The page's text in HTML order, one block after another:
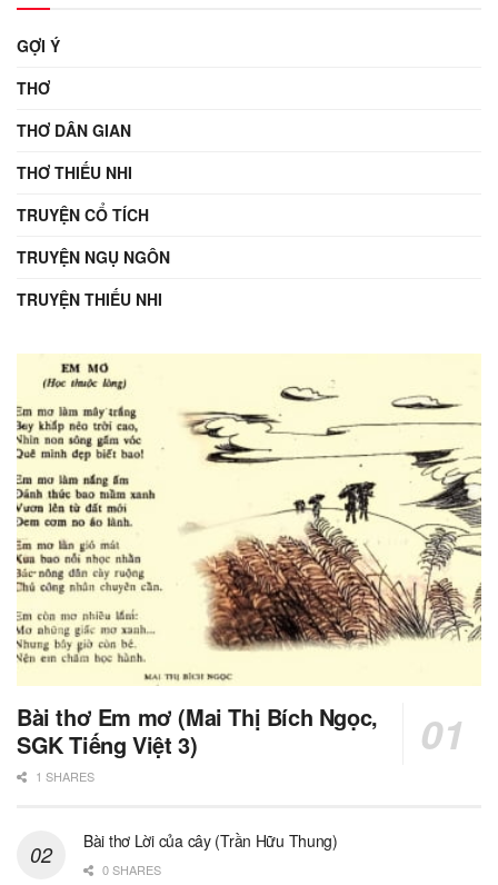
GỢI Ý
THƠ
THƠ DÂN GIAN
THƠ THIẾU NHI
TRUYỆN CỔ TÍCH
TRUYỆN NGỤ NGÔN
TRUYỆN THIẾU NHI
Bài thơ Em mơ (Mai Thị Bích Ngọc,
SGK Tiếng Việt 3)
1 SHARES
Bài thơ Lời của cây (Trần Hữu Thung)
0 SHARES